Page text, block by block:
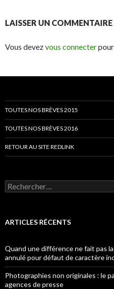
LAISSER UN COMMENTAIRE
Vous devezvous connecter
TOUTES NOS BRÈVES 2015
TOUTES NOS BRÈVES 2016
RETOUR AU SITE REDLINK
Rechercher :
ARTICLES RÉCENTS
Quand une différence ne fait pas
annulé pour défaut de caractère
Photographies non originales : le
agences de presse